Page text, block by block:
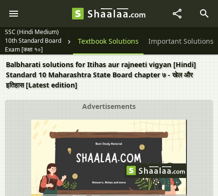
SSC (Hindi Medium)
10th Standard Board
Exam [कक्षा १०]
Question Papers Textbook Solutions Important Solutions
Balbharati solutions for Itihas aur rajneeti vigyan [Hindi]
Standard 10 Maharashtra State Board chapter ७ - खेल और
इतिहास [Latest edition]
Advertisements